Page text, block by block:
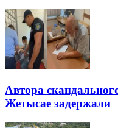
Автора
Жетысае задержали